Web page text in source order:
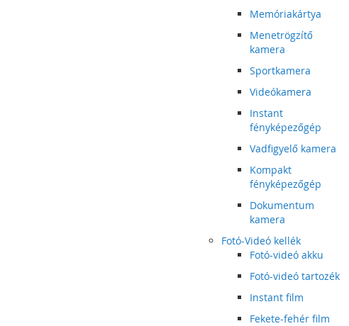
Memóriakártya
Menetrögzítő
kamera
Sportkamera
Videókamera
Instant
fényképezőgép
Vadfigyelő kamera
Kompakt
fényképezőgép
Dokumentum
kamera
Fotó-Videó kellék
Fotó-videó akku
Fotó-videó tartozék
Instant film
Fekete-fehér film